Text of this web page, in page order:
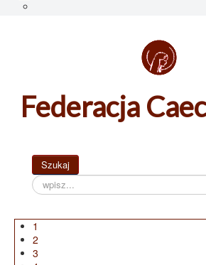
Federacja
Szukaj
1
2
3